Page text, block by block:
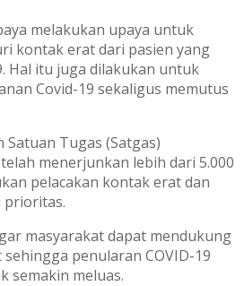
melakukan upaya untuk
kontak erat dari pasien yang
Hal itu juga dilakukan untuk
Covid-19 sekaligus memutus
Satuan Tugas (Satgas)
menerjunkan lebih dari 5.000
pelacakan kontak erat dan
prioritas.
masyarakat dapat mendukung
penularan COVID-19
semakin meluas.